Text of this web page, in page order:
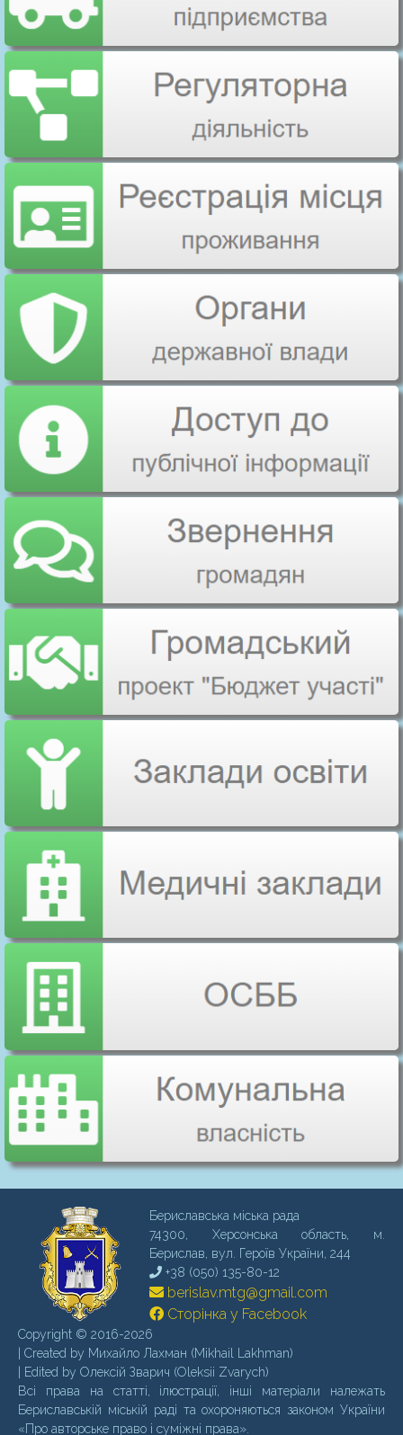
Бериславська міська рада
74300, Херсонська область, м.
Бериcлав, вул. Героїв України, 244
+38 (050) 135-80-12
berislav.mtg@gmail.com
Сторінка у Facebook
Copyright © 2016-2026
| Created by Михайло Лахман (Mikhail Lakhman)
| Edited by Олексій Зварич (Oleksii Zvarych)
Всі права на статті, ілюстрації, інші матеріали належать
Бериславській міській раді та охороняються законом України
«Про авторське право і суміжні права».